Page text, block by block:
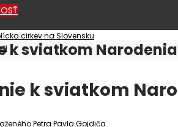
cirkev na Slovensku
Petra Pavla Gojdiča
k sviatkom Narodenia
k sviatkom